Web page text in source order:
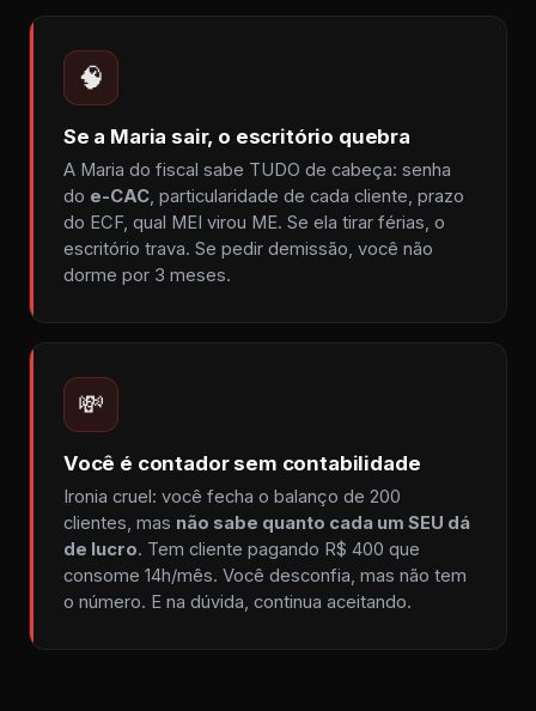
🧠
Se a Maria sair, o escritório quebra
A Maria do fiscal sabe TUDO de cabeça: senha
do e-CAC, particularidade de cada cliente, prazo
do ECF, qual MEI virou ME. Se ela tirar férias, o
escritório trava. Se pedir demissão, você não
dorme por 3 meses.
💸
Você é contador sem contabilidade
Ironia cruel: você fecha o balanço de 200
clientes, mas não sabe quanto cada um SEU dá
de lucro. Tem cliente pagando R$ 400 que
consome 14h/mês. Você desconfia, mas não tem
o número. E na dúvida, continua aceitando.